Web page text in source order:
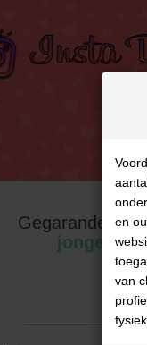
Gegarandeerd
jongere
en
van